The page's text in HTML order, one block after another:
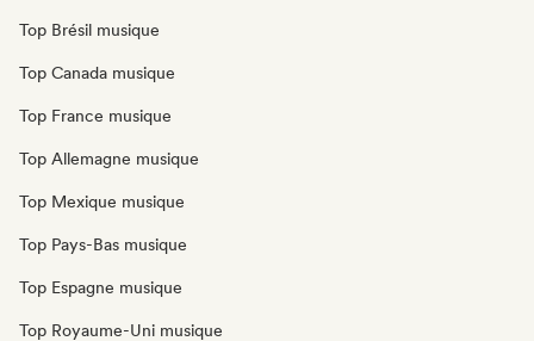
Top Brésil musique
Top Canada musique
Top France musique
Top Allemagne musique
Top Mexique musique
Top Pays-Bas musique
Top Espagne musique
Top Royaume-Uni musique